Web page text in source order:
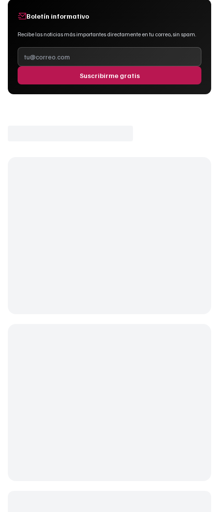
Boletín informativo
Recibe las noticias más importantes directamente en tu correo, sin spam.
Suscribirme gratis